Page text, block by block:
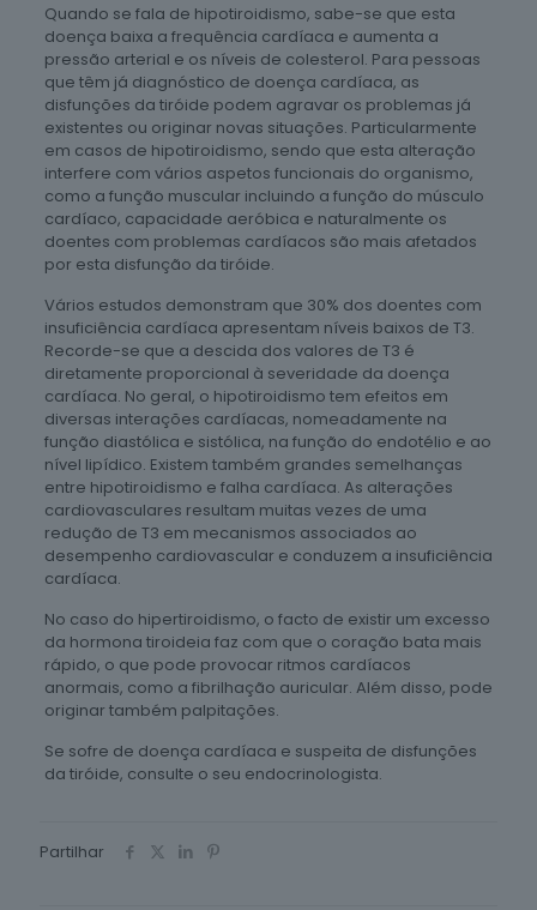
Quando se fala de hipotiroidismo, sabe-se que esta
doença baixa a frequência cardíaca e aumenta a
pressão arterial e os níveis de colesterol. Para pessoas
que têm já diagnóstico de doença cardíaca, as
disfunções da tiróide podem agravar os problemas já
existentes ou originar novas situações. Particularmente
em casos de hipotiroidismo, sendo que esta alteração
interfere com vários aspetos funcionais do organismo,
como a função muscular incluindo a função do músculo
cardíaco, capacidade aeróbica e naturalmente os
doentes com problemas cardíacos são mais afetados
por esta disfunção da tiróide.
Vários estudos demonstram que 30% dos doentes com
insuficiência cardíaca apresentam níveis baixos de T3.
Recorde-se que a descida dos valores de T3 é
diretamente proporcional à severidade da doença
cardíaca. No geral, o hipotiroidismo tem efeitos em
diversas interações cardíacas, nomeadamente na
função diastólica e sistólica, na função do endotélio e ao
nível lipídico. Existem também grandes semelhanças
entre hipotiroidismo e falha cardíaca. As alterações
cardiovasculares resultam muitas vezes de uma
redução de T3 em mecanismos associados ao
desempenho cardiovascular e conduzem a insuficiência
cardíaca.
No caso do hipertiroidismo, o facto de existir um excesso
da hormona tiroideia faz com que o coração bata mais
rápido, o que pode provocar ritmos cardíacos
anormais, como a fibrilhação auricular. Além disso, pode
originar também palpitações.
Se sofre de doença cardíaca e suspeita de disfunções
da tiróide, consulte o seu endocrinologista.
Partilhar